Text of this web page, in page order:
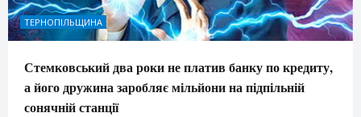
ТЕРНОПІЛЬЩИНА
Стемковський два роки не платив банку по кредиту,
а його дружина заробляє мільйони на підпільній
сонячній станції